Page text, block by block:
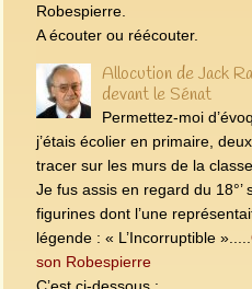
Robespierre.
A écouter ou réécouter.
Allocution de Jack
devant le Sénat
Permettez-moi
j’étais écolier en primaire,
tracer sur les murs de la
Je fus assis en regard du 18°’
figurines dont l’une
légende : « L’Incorruptible ».....
son Robespierre
C’est ci-dessous :